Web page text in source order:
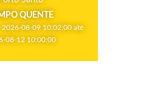
QUENTE
2026-08-09 10:02:00 até
08-12 10:00:00